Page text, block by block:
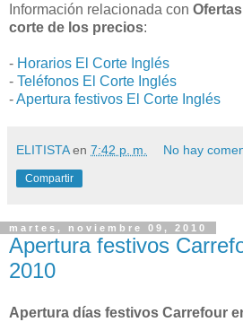
Información relacionada con
corte de los precios:
- Horarios El Corte Inglés
- Teléfonos El Corte Inglés
-Apertura festivos El Corte Inglés
ELITISTA en 7:42 p. m. No hay
Compartir
martes, noviembre 09, 2010
Apertura festivos
2010
Apertura días festivos Carrefour